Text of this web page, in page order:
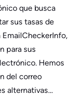
que busca
sus tasas de
para sus
Hemos
del correo
alternativas…